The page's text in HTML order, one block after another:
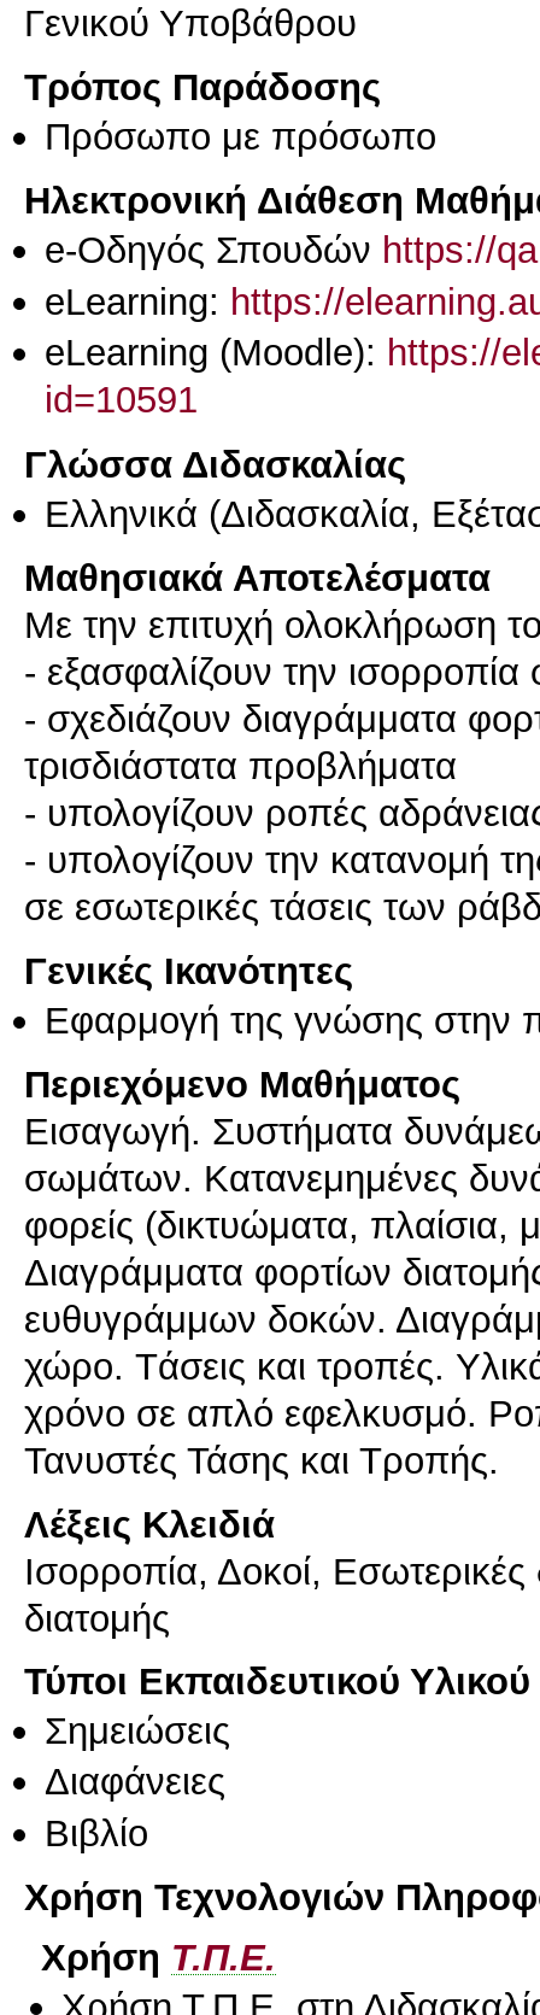
Γενικού Υποβάθρου
Τρόπος Παράδοσης
Πρόσωπο με πρόσωπο
Ηλεκτρονική Διάθεση
e-Οδηγός Σπουδών https://
eLearning: https://
eLearning (Moodle): https://
id=10591
Γλώσσα Διδασκαλίας
Ελληνικά (Διδασκαλία,
Μαθησιακά Αποτελέσματα
Με την επιτυχή ολοκλήρωση
- εξασφαλίζουν την
- σχεδιάζουν διαγράμματα
τρισδιάστατα προβλήματα
- υπολογίζουν ροπές
- υπολογίζουν την κατανομή
σε εσωτερικές τάσεις των
Γενικές Ικανότητες
Εφαρμογή της γνώσης στην
Περιεχόμενο Μαθήματος
Eισαγωγή. Συστήματα
σωμάτων. Kατανεμημένες
φορείς (δικτυώματα, πλαίσια,
Διαγράμματα φορτίων
ευθυγράμμων δοκών.
χώρο. Tάσεις και τροπές.
χρόνο σε απλό εφελκυσμό.
Τανυστές Τάσης και Τροπής.
Λέξεις Κλειδιά
Ισορροπία, Δοκοί,
διατομής
Τύποι Εκπαιδευτικού Υλικού
Σημειώσεις
Διαφάνειες
Βιβλίο
Χρήση Τεχνολογιών
Χρήση Τ.Π.Ε.